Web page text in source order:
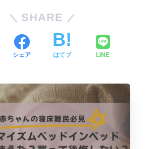
SHARE
シェア はてブ LINE